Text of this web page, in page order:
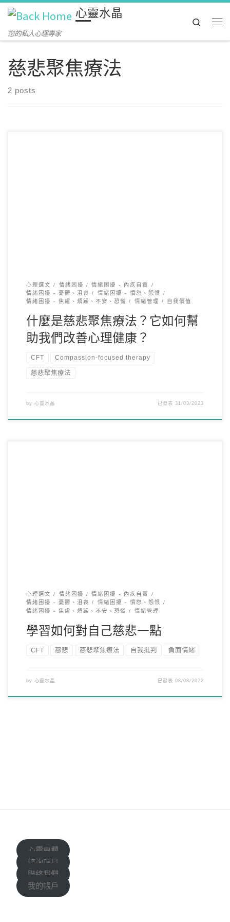
Skip to content 心靈水晶
您的私人心理專家
Search
慈悲聚焦療法
2 posts
心理選文 情緒困擾
情緒困擾 - 內疚自責
情緒困擾 - 憂鬱、沮喪
情緒困擾 - 憤怒、怨恨
情緒困擾 - 焦慮、煩躁、不安、恐慌
情緒管理 自我價值
什麼是慈悲聚焦療法？它如何幫
助我們改善心理健康？
CFT Compassion-focused therapy
慈悲聚焦療法
by 心靈水晶 已發表31/03/2023
心理選文 情緒困擾
情緒困擾 - 內疚自責
情緒困擾 - 憂鬱、沮喪
情緒困擾 - 憤怒、怨恨
情緒困擾 - 焦慮、煩躁、不安、恐慌
情緒管理
學習如何對自己慈悲一點
CFT 慈悲 慈悲聚焦療法 自我批判 負面情緒
by 心靈水晶 已發表08/08/2022
心靈專欄
諮詢項目
聯絡我們
我的帳戶